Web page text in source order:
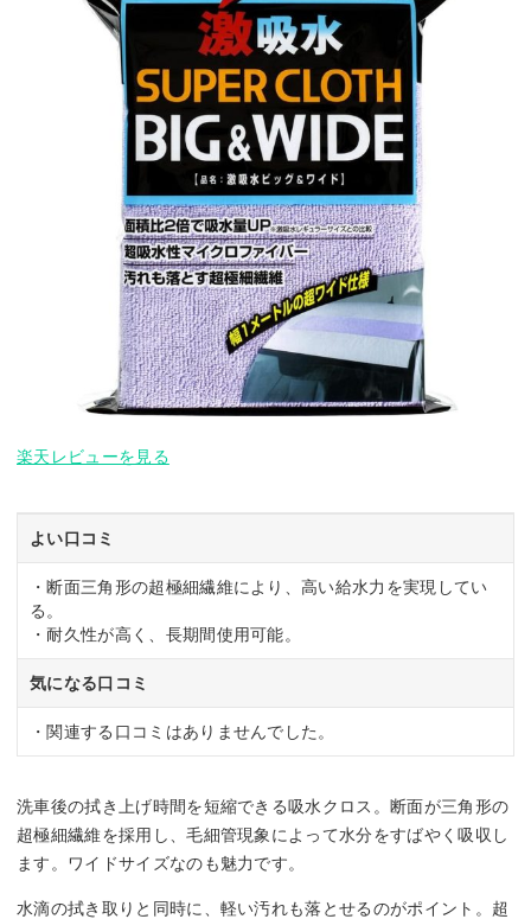
楽天レビューを見る
よい口コミ
・断面三角形の超極細繊維により、高い給水力を実現してい
る。
・耐久性が高く、長期間使用可能。
気になる口コミ
・関連する口コミはありませんでした。
洗車後の拭き上げ時間を短縮できる吸水クロス。断面が三角形の
超極細繊維を採用し、毛細管現象によって水分をすばやく吸収し
ます。ワイドサイズなのも魅力です。
水滴の拭き取りと同時に、軽い汚れも落とせるのがポイント。超